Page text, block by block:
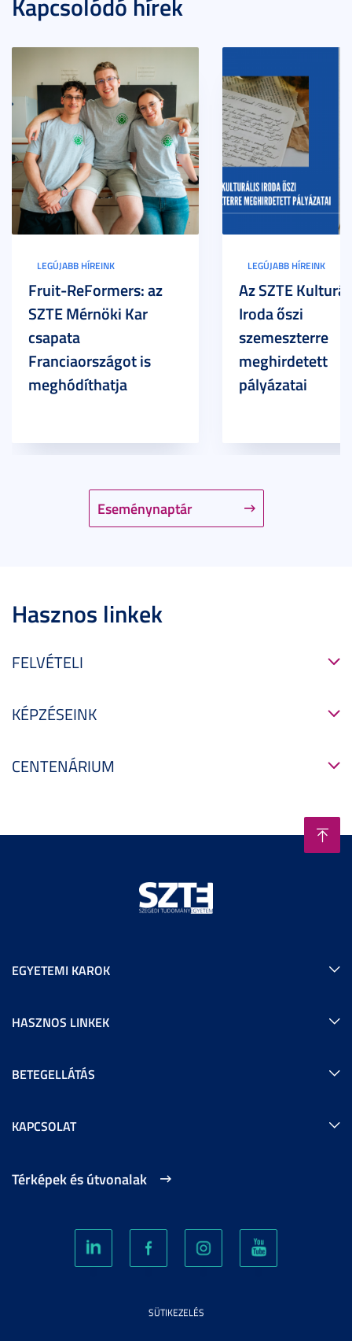
Eseménynaptár
LEGÚJABB HÍREINK
Fruit-ReFormers: az
SZTE Mérnöki Kar
csapata
Franciaországot is
meghódíthatja
LEGÚJABB HÍREINK
Az SZTE
Iroda őszi
szemeszterre
meghirdetett
pályázatai
Hasznos linkek
FELVÉTELI
KÉPZÉSEINK
CENTENÁRIUM
EGYETEMI KAROK
HASZNOS LINKEK
BETEGELLÁTÁS
KAPCSOLAT
Térképek és útvonalak
SÜTIKEZELÉS